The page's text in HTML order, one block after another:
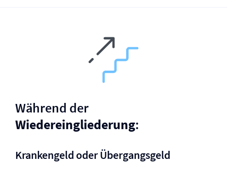
Während der
Wiedereingliederung:
Krankengeld oder Übergangsgeld